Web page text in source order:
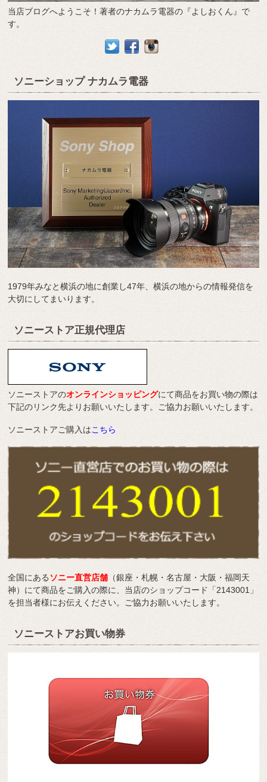
当店ブログへようこそ！著者のナカムラ電器の『よしおくん』で
す。
ソニーショップ ナカムラ電器
1979年みなと横浜の地に創業し47年、横浜の地からの情報発信を
大切にしてまいります。
ソニーストア正規代理店
ソニーストアのオンラインショッピングにて商品をお買い物の際は
下記のリンク先よりお願いいたします。ご協力お願いいたします。
ソニーストアご購入はこちら
全国にあるソニー直営店舗 （銀座・札幌・名古屋・大阪・福岡天
神）にて商品をご購入の際に、当店のショップコード「2143001」
を担当者様にお伝えください。ご協力お願いいたします。
ソニーストアお買い物券